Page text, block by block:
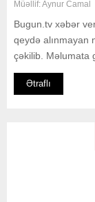
Müəllif:Aynur Camal
Bugun.tv xəbər
qeydə alınmayan
çəkilib. Məlumata
Ətraflı